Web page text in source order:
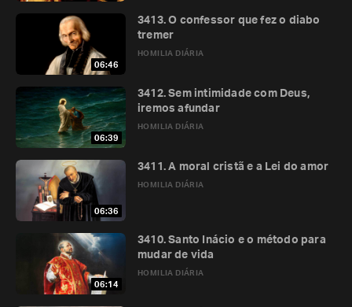
06:46
HOMILIA DIÁRIA
3413. O confessor que fez o diabo
tremer
06:39
HOMILIA DIÁRIA
3412. Sem intimidade com Deus,
iremos afundar
06:36
HOMILIA DIÁRIA
3411. A moral cristã e a Lei do amor
06:14
HOMILIA DIÁRIA
3410. Santo Inácio e o método para
mudar de vida